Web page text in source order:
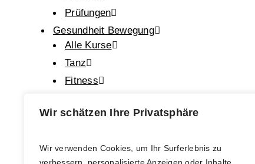
Wir schätzen Ihre Privatsphäre
Wir verwenden Cookies, um Ihr Surferlebnis zu
Prüfungen
Gesundheit Bewegung
Alle Kurse
Tanz
Fitness
Prävention
Feldenkrais
GESCHÄFTSSTELLE
Volkshochschule Bern